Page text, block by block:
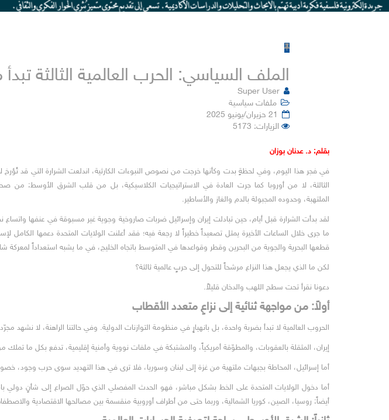
الملف السياسي: الحرب العالمية الثالثة
Super User
ملفات سياسية
21 حزيران/يونيو 2025
الزيارات: 5173
بقلم: د. عدنان بوزان
في فجر هذا اليوم، وفي لحظةٍ بدت وكأنها خرجت من نصوص النبوءات الكارثية، اندلعت الشرارة التي قد تُؤرخ
الثالثة، لا من أوروبا كما جرت العادة في الاستراتيجيات الكلاسيكية، بل من قلب الشرق الأوسط: من
الملتهبة، وحدوده المجبولة بالدم والغاز والأساطير.
لقد بدأت الشرارة قبل أيام، حين تبادلت إيران وإسرائيل ضربات صاروخية وجوية غير مسبوقة في عنفها واتساع
ما جرى خلال الساعات الأخيرة يمثل تصعيداً خطيراً لا رجعة فيه؛ فقد أعلنت الولايات المتحدة دعمها الكامل
قطعها البحرية والجوية من البحرين وقطر وقواعدها في المتوسط باتجاه الخليج، في ما يشبه استعداداً لمعركة
لكن ما الذي يجعل هذا النزاع مرشحاً للتحول إلى حربٍ عالمية ثالثة؟
دعونا نقرأ تحت سطح اللهب والدخان قليلاً.
أولاً: من مواجهة ثنائية إلى نزاعٍ متعدد الأقطاب
الحروب العالمية لا تبدأ بضربة واحدة، بل بانهيارٍ في منظومة التوازنات الدولية. وفي حالتنا الراهنة، لا نشهد
إيران، المثقلة بالعقوبات، والمطوّقة أمريكياً، والمشتبكة في ملفات نووية وأمنية إقليمية، تدفع بكل ما تملك
أما إسرائيل، المحاطة بجبهات ملتهبة من غزة إلى لبنان وسوريا، فلا ترى في هذا التهديد سوى حرب وجود،
أما دخول الولايات المتحدة على الخط بشكل مباشر، فهو الحدث المفصلي الذي حوّل الصراع إلى شأنٍ دولي
أيضاً: روسيا، الصين، كوريا الشمالية، وربما حتى من أطراف أوروبية منقسمة بين مصالحها الاقتصادية